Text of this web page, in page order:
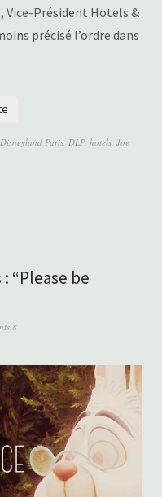
Vice-Président Hotels &
précisé l’ordre dans
Disneyland Paris, DLP, hotels, Joe
“Please be
8